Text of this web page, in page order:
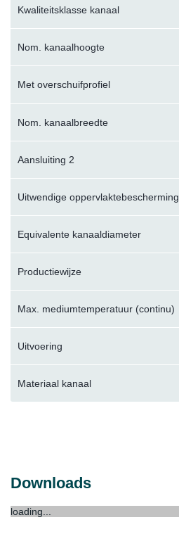
Kwaliteitsklasse kanaal
Nom. kanaalhoogte
Met overschuifprofiel
Nom. kanaalbreedte
Aansluiting 2
Uitwendige oppervlaktebescherming
Equivalente kanaaldiameter
Productiewijze
Max. mediumtemperatuur (continu)
Uitvoering
Materiaal kanaal
Downloads
loading...